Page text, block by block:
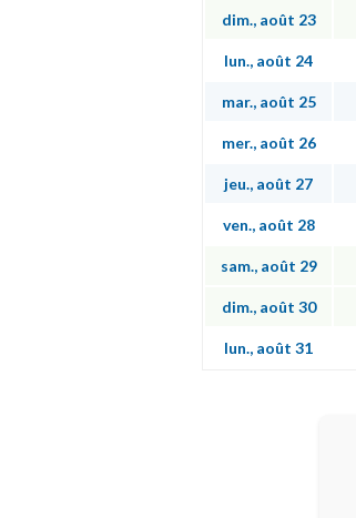
dim., août 23
lun., août 24
mar., août 25
mer., août 26
jeu., août 27
ven., août 28
sam., août 29
dim., août 30
lun., août 31